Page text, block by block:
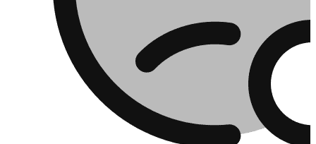
Ukrainian